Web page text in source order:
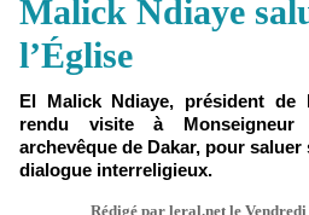
Malick Ndiaye
l’Église
El Malick Ndiaye, président de
rendu visite à Monseigneur
archevêque de Dakar, pour
dialogue interreligieux.
Rédigé par leral.net le